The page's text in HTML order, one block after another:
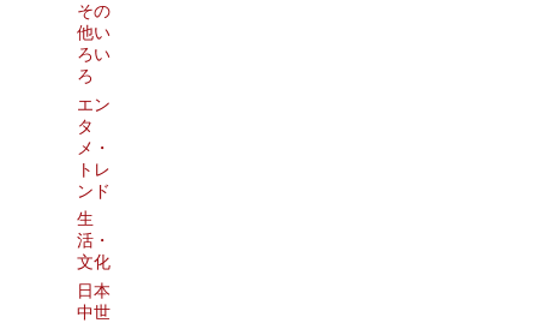
その
他い
ろい
ろ
エン
タ
メ・
トレ
ンド
生
活・
文化
日本
中世